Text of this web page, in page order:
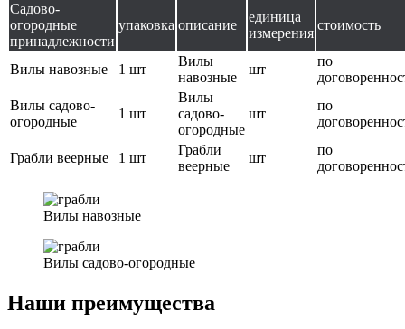
Садово-
огородные
принадлежности
упаковка описание
единица
измерения
стоимость
Вилы навозные 1 шт
Вилы
навозные
шт
по
Вилы садово-
огородные
1 шт
Вилы
садово-
огородные
шт
по
Грабли веерные 1 шт
Грабли
веерные
шт
по
Вилы навозные
Вилы садово-огородные
Наши преимущества